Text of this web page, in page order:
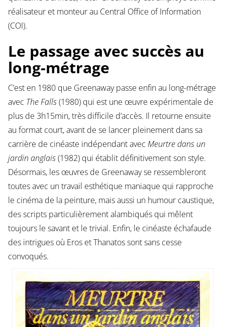
réalisateur et monteur au Central Office of Information
(COI).
Le passage avec succès au
long-métrage
C’est en 1980 que Greenaway passe enfin au long-métrage
avec The Falls(1980) qui est une œuvre expérimentale de
plus de 3h15min, très difficile d’accès. Il retourne ensuite
au format court, avant de se lancer pleinement dans sa
carrière de cinéaste indépendant avec Meurtre dans un
jardin anglais(1982) qui établit définitivement son style.
Désormais, les œuvres de Greenaway se ressembleront
toutes avec un travail esthétique maniaque qui rapproche
le cinéma de la peinture, mais aussi un humour caustique,
des scripts particulièrement alambiqués qui mêlent
toujours le savant et le trivial. Enfin, le cinéaste échafaude
des intrigues où Eros et Thanatos sont sans cesse
convoqués.